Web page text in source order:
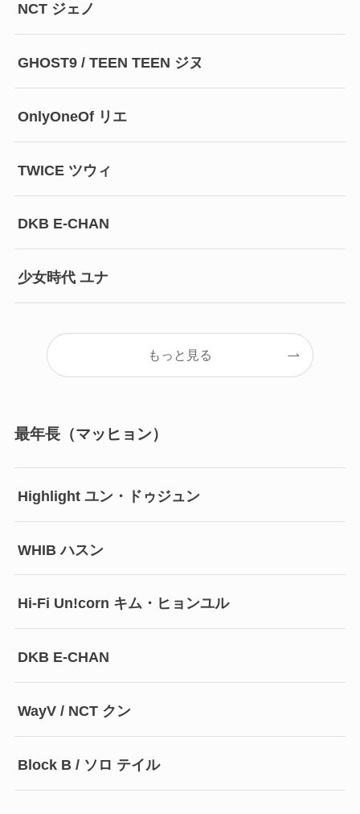
NCT ジェノ
GHOST9 / TEEN TEEN ジヌ
OnlyOneOf リエ
TWICE ツウィ
DKB E-CHAN
少女時代 ユナ
もっと見る
最年長（マッヒョン）
Highlight ユン・ドゥジュン
WHIB ハスン
Hi-Fi Un!corn キム・ヒョンユル
DKB E-CHAN
WayV / NCT クン
Block B / ソロ テイル